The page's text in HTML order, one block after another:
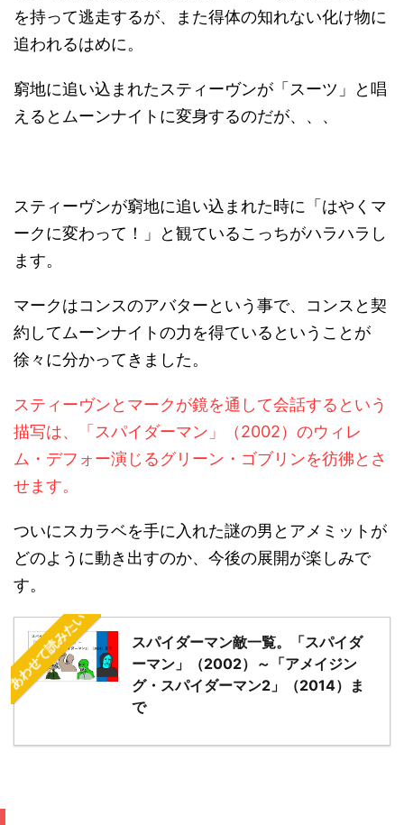
を持って逃走するが、また得体の知れない化け物に
追われるはめに。
窮地に追い込まれたスティーヴンが「スーツ」と唱
えるとムーンナイトに変身するのだが、、、
スティーヴンが窮地に追い込まれた時に「はやくマ
ークに変わって！」と観ているこっちがハラハラし
ます。
マークはコンスのアバターという事で、コンスと契
約してムーンナイトの力を得ているということが
徐々に分かってきました。
スティーヴンとマークが鏡を通して会話するという
描写は、「スパイダーマン」（2002）のウィレ
ム・デフォー演じるグリーン・ゴブリンを彷彿とさ
せます。
ついにスカラベを手に入れた謎の男とアメミットが
どのように動き出すのか、今後の展開が楽しみで
す。
あわせて読みたい
スパイダーマン敵一覧。「スパイダ
ーマン」（2002）～「アメイジン
グ・スパイダーマン2」（2014）ま
で